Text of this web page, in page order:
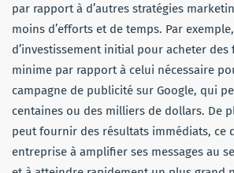
par rapport à d’autres stratégies
moins d’efforts et de temps. Par
d’investissement initial pour acheter des
minime par rapport à celui nécessaire
campagne de publicité sur Google, qui
centaines ou des milliers de dollars. De
peut fournir des résultats immédiats, ce
entreprise à amplifier ses messages au